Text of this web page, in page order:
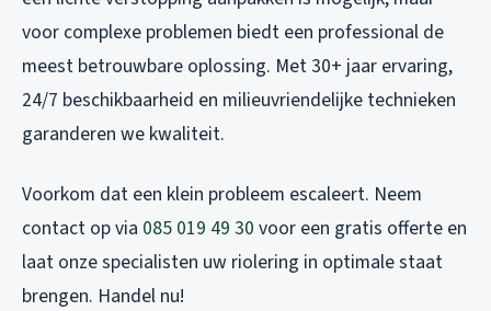
voor complexe problemen biedt een professional de
meest betrouwbare oplossing. Met 30+ jaar ervaring,
24/7 beschikbaarheid en milieuvriendelijke technieken
garanderen we kwaliteit.
Voorkom dat een klein probleem escaleert. Neem
contact op via 085 019 49 30 voor een gratis offerte en
laat onze specialisten uw riolering in optimale staat
brengen. Handel nu!